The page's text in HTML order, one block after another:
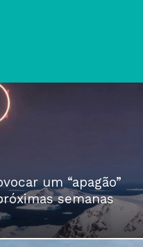
um “apagão”
semanas